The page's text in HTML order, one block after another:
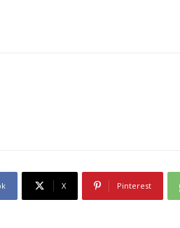
X Pinterest